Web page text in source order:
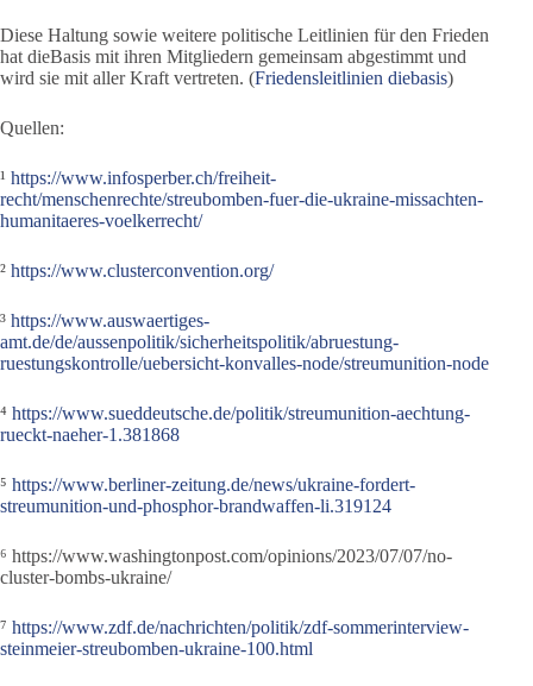
Diese Haltung sowie weitere politische Leitlinien für den Frieden
hat dieBasis mit ihren Mitgliedern gemeinsam abgestimmt und
wird sie mit aller Kraft vertreten. (Friedensleitlinien diebasis)
Quellen:
¹ https://www.infosperber.ch/freiheit-
recht/menschenrechte/streubomben-fuer-die-ukraine-missachten-
humanitaeres-voelkerrecht/
² https://www.clusterconvention.org/
³ https://www.auswaertiges-
amt.de/de/aussenpolitik/sicherheitspolitik/abruestung-
ruestungskontrolle/uebersicht-konvalles-node/streumunition-node
⁴ https://www.sueddeutsche.de/politik/streumunition-aechtung-
rueckt-naeher-1.381868
⁵ https://www.berliner-zeitung.de/news/ukraine-fordert-
streumunition-und-phosphor-brandwaffen-li.319124
⁶ https://www.washingtonpost.com/opinions/2023/07/07/no-
cluster-bombs-ukraine/
⁷ https://www.zdf.de/nachrichten/politik/zdf-sommerinterview-
steinmeier-streubomben-ukraine-100.html